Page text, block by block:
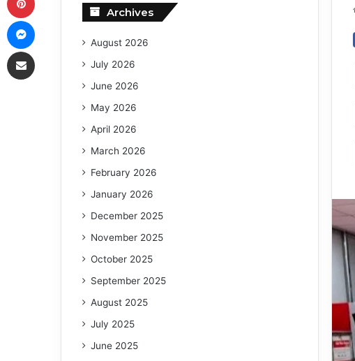
Archives
August 2026
July 2026
June 2026
May 2026
April 2026
March 2026
February 2026
January 2026
December 2025
November 2025
October 2025
September 2025
August 2025
July 2025
June 2025
Messenger